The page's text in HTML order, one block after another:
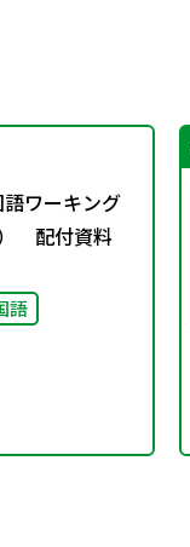
ワーキング
配付資料
語